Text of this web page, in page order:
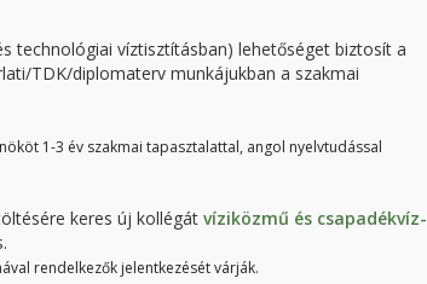
technológiai víztisztításban) lehetőséget biztosít a
TDK/diplomaterv munkájukban a szakmai
1-3 év szakmai tapasztalattal, angol nyelvtudással
keres új kollégát víziközmű és csapadékvíz-
rendelkezők jelentkezését várják.